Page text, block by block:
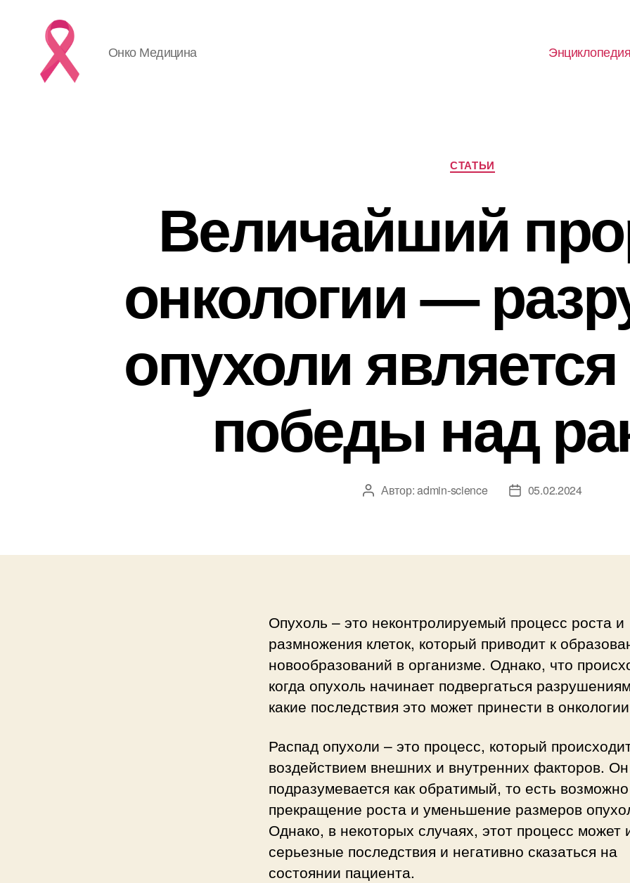
Онко Медицина Энциклопедия
Рубрики
СТАТЬИ
Величайший
онкологии —
опухоли
победы над
Автор
Автор:admin-science
Дата05.02.2024
Опухоль – это неконтролируемый процесс роста и
размножения клеток, который приводит к
новообразований в организме. Однако, что
когда опухоль начинает подвергаться
какие последствия это может принести в
Распад опухоли – это процесс, который
воздействием внешних и внутренних факторов. Он
подразумевается как обратимый, то есть возможно
прекращение роста и уменьшение размеров
Однако, в некоторых случаях, этот процесс может
серьезные последствия и негативно сказаться на
состоянии пациента.